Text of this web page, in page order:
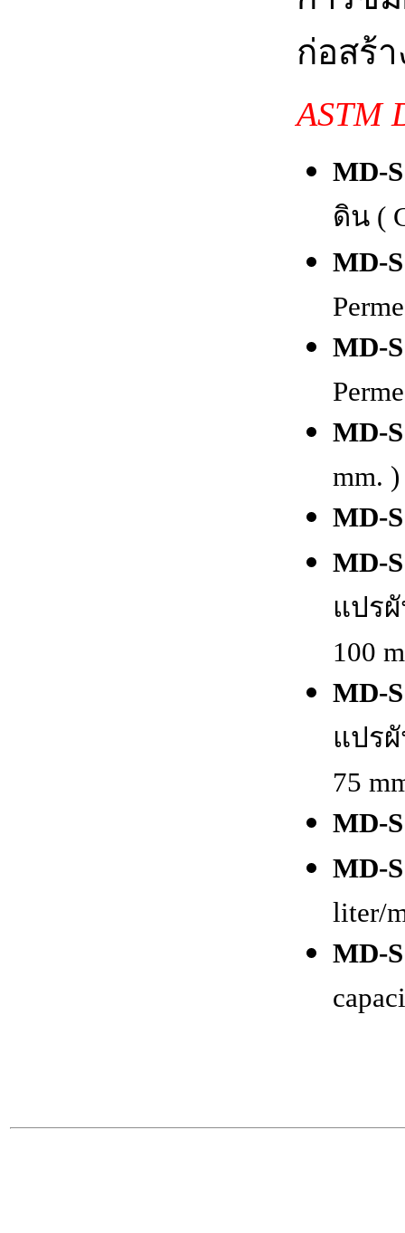
ก่อสร้
ASTM
MD-
ดิน (
MD-
MD-
MD-
mm. )
MD-
MD-
แปรผั
100
MD-
แปรผั
75
MD-
MD-
liter/
MD-